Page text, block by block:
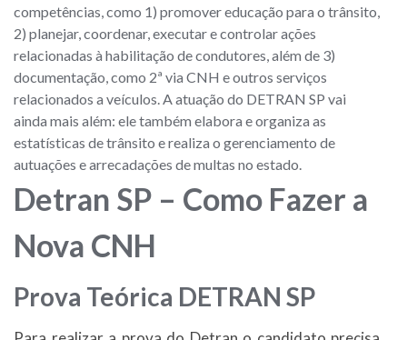
competências, como 1) promover educação para o trânsito,
2) planejar, coordenar, executar e controlar ações
relacionadas à habilitação de condutores, além de 3)
documentação, como 2ª via CNH e outros serviços
relacionados a veículos. A atuação do DETRAN SP vai
ainda mais além: ele também elabora e organiza as
estatísticas de trânsito e realiza o gerenciamento de
autuações e arrecadações de multas no estado.
Detran SP – Como Fazer a
Nova CNH
Prova Teórica DETRAN SP